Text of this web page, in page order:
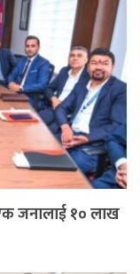
जनालाई १० लाख